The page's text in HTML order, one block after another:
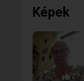
Képek
27